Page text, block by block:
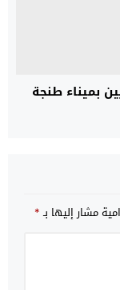
الكوكايين بميناء طنجة
مشار إليها بـ*